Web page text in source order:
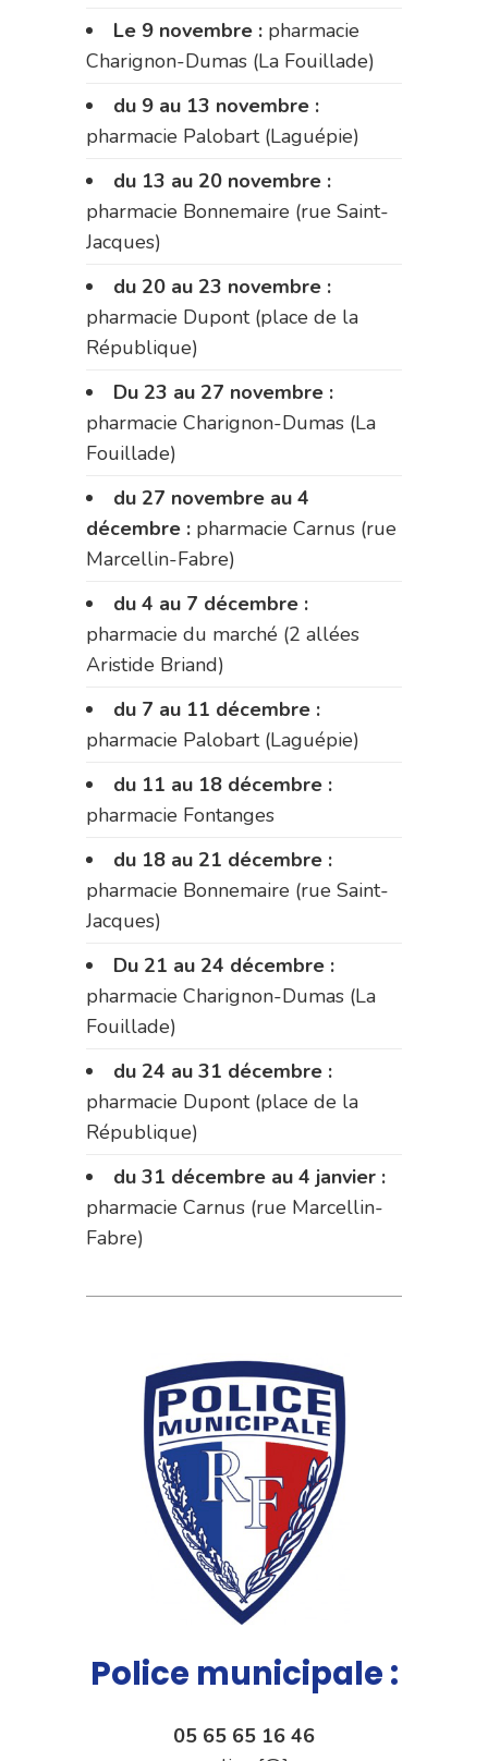
Le 9 novembre : pharmacie
Charignon-Dumas (La Fouillade)
du 9 au 13 novembre :
pharmacie Palobart (Laguépie)
du 13 au 20 novembre :
pharmacie Bonnemaire (rue Saint-
Jacques)
du 20 au 23 novembre :
pharmacie Dupont (place de la
République)
Du 23 au 27 novembre :
pharmacie Charignon-Dumas (La
Fouillade)
du 27 novembre au 4
décembre : pharmacie Carnus (rue
Marcellin-Fabre)
du 4 au 7 décembre :
pharmacie du marché (2 allées
Aristide Briand)
du 7 au 11 décembre :
pharmacie Palobart (Laguépie)
du 11 au 18 décembre :
pharmacie Fontanges
du 18 au 21 décembre :
pharmacie Bonnemaire (rue Saint-
Jacques)
Du 21 au 24 décembre :
pharmacie Charignon-Dumas (La
Fouillade)
du 24 au 31 décembre :
pharmacie Dupont (place de la
République)
du 31 décembre au 4 janvier :
pharmacie Carnus (rue Marcellin-
Fabre)
Police municipale :
05 65 65 16 46